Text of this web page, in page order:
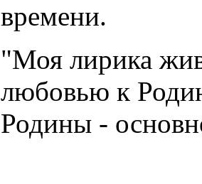
времени.
"Моя лирика
любовью к
Родины -